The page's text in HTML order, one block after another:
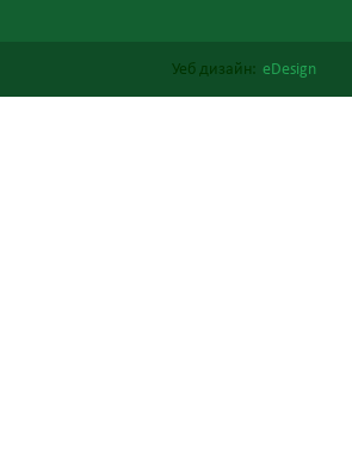
Уеб дизайн: еDesign